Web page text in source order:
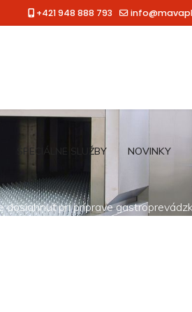
+421 948 888 793
ŠPECIÁLNE SLUŽBY NOVINKY
pri príprave